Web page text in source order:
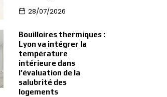
28/07/2026
Bouilloires thermiques :
Lyon va intégrer la
température
intérieure dans
l’évaluation de la
salubrité des
logements